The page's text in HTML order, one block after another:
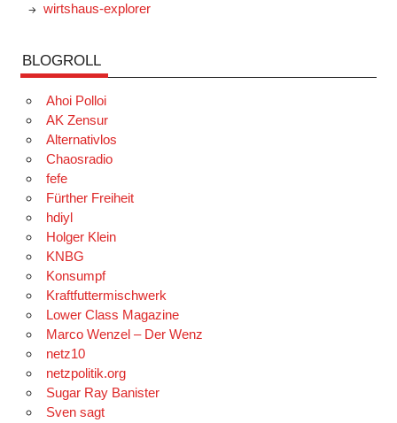
wirtshaus-explorer
BLOGROLL
Ahoi Polloi
AK Zensur
Alternativlos
Chaosradio
fefe
Fürther Freiheit
hdiyl
Holger Klein
KNBG
Konsumpf
Kraftfuttermischwerk
Lower Class Magazine
Marco Wenzel – Der Wenz
netz10
netzpolitik.org
Sugar Ray Banister
Sven sagt